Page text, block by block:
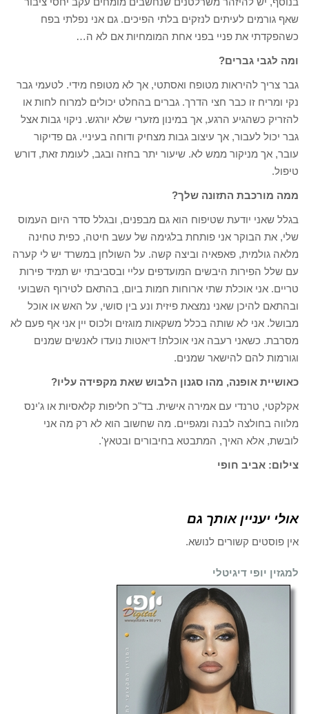
שאף גורמים לעיתים לנזקים בלתי הפיכים. גם אני נפלתי בפח
כשהפקדתי את פניי בפני אחת המומחיות אם לא ה…
ומה לגבי גברים?
גבר צריך להיראות מטופח ואסתטי, אך לא מטופח מידי. לטעמי גבר
נקי ומריח זו כבר חצי הדרך. גברים בהחלט יכולים למרוח לחות או
להזריק כשהגיע הרגע, אך במינון מזערי שלא יורגש. ניקוי גבות אצל
גבר יכול לעבור, אך עיצוב גבות מצחיק ודוחה בעיניי. גם פדיקור
עובר, אך מניקור ממש לא. שיעור יתר בחזה ובגב, לעומת זאת, דורש
טיפול.
ממה מורכבת התזונה שלך?
בגלל שאני יודעת שטיפוח הוא גם מבפנים, ובגלל סדר היום העמוס
שלי, את הבוקר אני פותחת בלגימה של עשב חיטה, כפית טחינה
מלאה גולמית, פאפאיה וביצה קשה. על השולחן במשרד יש לי קערה
עם שלל הפירות היבשים המועדפים עליי ובסביבתי יש תמיד פירות
טריים. אני אוכלת שתי ארוחות חמות ביום, בהתאם לטירוף השבועי
ובהתאם להיכן שאני נמצאת פיזית ונע בין סושי, על האש או אוכל
מבושל. אני לא שותה בכלל משקאות מוגזים ולכוס יין אני אף פעם לא
מסרבת. כשאני רעבה אני אוכלת! דיאטות נועדו לאנשים שמנים
וגורמות להם להישאר שמנים.
כאושיית אופנה, מהו סגנון הלבוש שאת מקפידה עליו?
אקלקטי, טרנדי עם אמירה אישית. בד"כ חליפות קלאסיות או ג'ינס
מלווה בחולצה לבנה ומגפיים. מה שחשוב הוא לא רק מה אני
לובשת, אלא האיך, המתבטא בחיבורים ובטאץ'.
צילום: אביב חופי
אולי יעניין אותך גם
אין פוסטים קשורים לנושא.
למגזין יופי דיגיטלי